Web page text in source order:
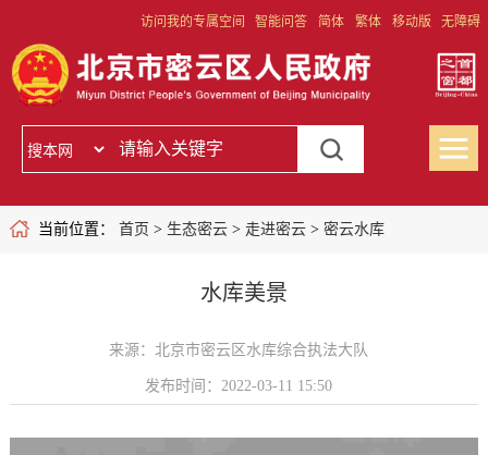
访问我的专属空间 智能问答 简体 繁体 移动版 无障碍
当前位置： 首页 > 生态密云> 走进密云> 密云水库
水库美景
来源：北京市密云区水库综合执法大队
发布时间：2022-03-11 15:50